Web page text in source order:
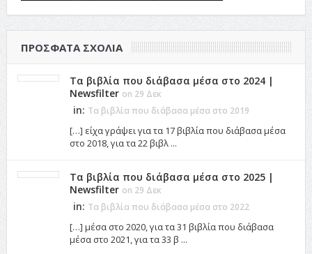
ΠΡΌΣΦΑΤΑ ΣΧΌΛΙΑ
Τα βιβλία που διάβασα μέσα στο 2024 |
Newsfilter on 29 Δεκ
in: Τα βιβλία που διάβασα μέσα στο 2019
[…] είχα γράψει για τα 17 βιβλία που διάβασα μέσα
στο 2018, για τα 22 βιβλ ...
Τα βιβλία που διάβασα μέσα στο 2025 |
Newsfilter on 29 Δεκ
in: Τα βιβλία που διάβασα μέσα στο 2022
[…] μέσα στο 2020, για τα 31 βιβλία που διάβασα
μέσα στο 2021, για τα 33 β ...